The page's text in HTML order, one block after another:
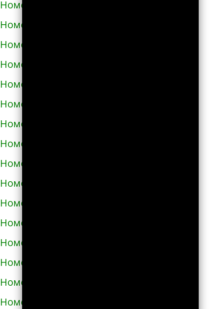
Номера телефонов такси в Дублянах
Номера телефонов такси в Дубно
Номера телефонов такси в Дунаевцах
Номера телефонов такси в Жашкове
Номера телефонов такси в Жёлтых водах
Номера телефонов такси в Жидачове
Номера телефонов такси в Житомире
Номера телефонов такси в Жмеринке
Номера телефонов такси в Жолкве
Номера телефонов такси в Запорожье
Номера телефонов такси в Збараже
Номера телефонов такси в Звенигородке
Номера телефонов такси в Здолбунове
Номера телефонов такси в Змиёве
Номера телефонов такси в Знаменке
Номера телефонов такси в Золотоноше